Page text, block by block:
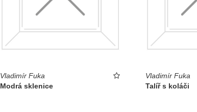
Vladimír Fuka
Modrá sklenice
Vladimír Fuka
Talíř s koláči